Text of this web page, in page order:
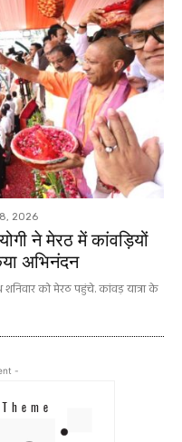
2026
ने मेरठ में कांवड़ियों
अभिनंदन
को मेरठ पहुंचे. कांवड़ यात्रा के
-